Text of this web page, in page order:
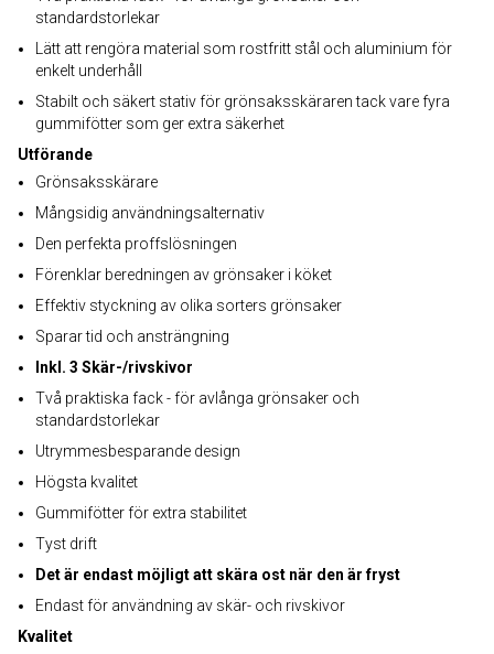
standardstorlekar
Lätt att rengöra material som rostfritt stål och aluminium för
enkelt underhåll
Stabilt och säkert stativ för grönsaksskäraren tack vare fyra
gummifötter som ger extra säkerhet
Utförande
Grönsaksskärare
Mångsidig användningsalternativ
Den perfekta proffslösningen
Förenklar beredningen av grönsaker i köket
Effektiv styckning av olika sorters grönsaker
Sparar tid och ansträngning
Inkl. 3 Skär-/rivskivor
Två praktiska fack - för avlånga grönsaker och
standardstorlekar
Utrymmesbesparande design
Högsta kvalitet
Gummifötter för extra stabilitet
Tyst drift
Det är endast möjligt att skära ost när den är fryst
Endast för användning av skär- och rivskivor
Kvalitet